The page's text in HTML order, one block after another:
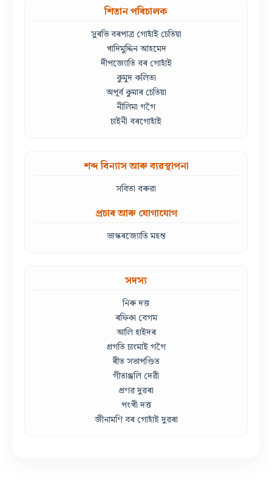
শিতান পৰিচালক
সুৰভি বৰপাত্ৰ গোহাঁই চেতিয়া
খাদিমুদ্দিন আহমেদ
দীপজ্যোতি বৰ গোহাঁই
কুমুদ কলিতা
অপূৰ্ব কুমাৰ চেতিয়া
নীলিমা গগৈ
চাইনী বৰগোহাঁই
শব্দ বিন্যাস আৰু ব্যৱস্থাপনা
সবিতা বৰুৱা
প্ৰচাৰ আৰু যোগাযোগ
ভাস্কৰজ্যোতি মহন্ত
সদস্য
নিৰু দত্ত
ৰফিকা বেগম
আলি হাইদৰ
প্ৰগতি চাংমাই গগৈ
ৰীত সভাপণ্ডিত
গীতাঞ্জলি দেৱী
প্ৰণৱ দুৱৰা
পংখী দত্ত
জীনামণি বৰ গোহাঁই দুৱৰা